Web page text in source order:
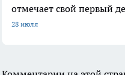
отмечает свой первый
28 июля